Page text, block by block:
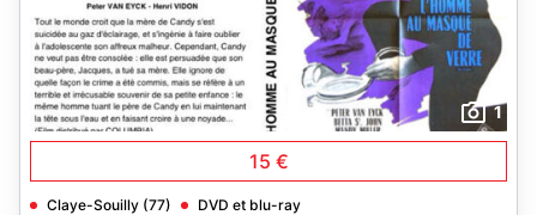
1
15 €
Claye-Souilly (77) DVD et blu-ray